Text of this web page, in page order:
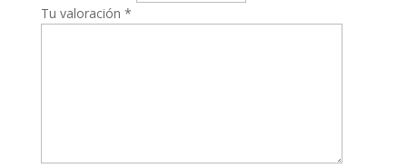
Tu valoración *